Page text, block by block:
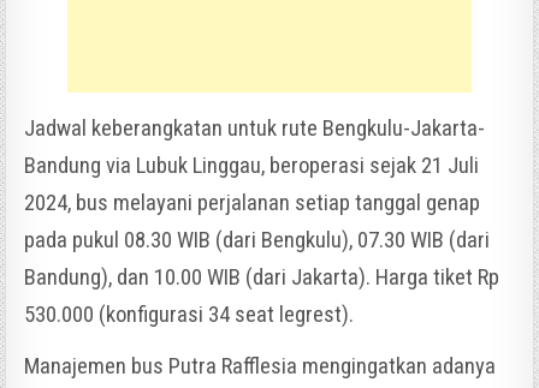
Jadwal keberangkatan untuk rute Bengkulu-Jakarta-
Bandung via Lubuk Linggau, beroperasi sejak 21 Juli
2024, bus melayani perjalanan setiap tanggal genap
pada pukul 08.30 WIB (dari Bengkulu), 07.30 WIB (dari
Bandung), dan 10.00 WIB (dari Jakarta). Harga tiket Rp
530.000 (konfigurasi 34 seat legrest).
Manajemen bus Putra Rafflesia mengingatkan adanya